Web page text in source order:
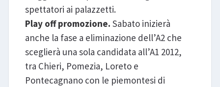
spettatori ai palazzetti.
Play off promozione. Sabato inizierà
anche la fase a eliminazione dell’A2 che
sceglierà una sola candidata all’A1 2012,
tra Chieri, Pomezia, Loreto e
Pontecagnano con le piemontesi di